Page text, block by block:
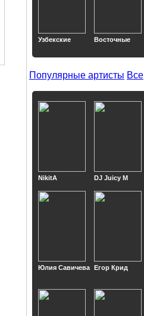
Узбекские Восточные
Популярные артисты Все
NikitA DJ Juicy M
Юлия Савичева Егор Крид